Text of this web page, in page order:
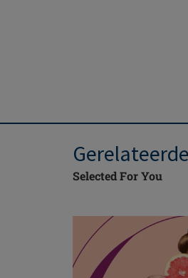
Selected For You